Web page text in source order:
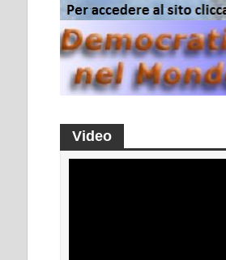
Video